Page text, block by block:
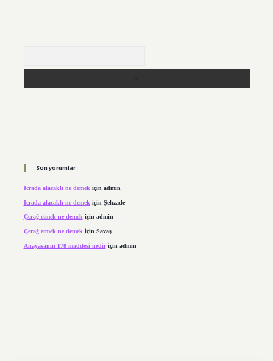
Son yorumlar
Icrada alacaklı ne demek için admin
Icrada alacaklı ne demek için Şehzade
Çerağ etmek ne demekiçin admin
Çerağ etmek ne demek için Savaş
Anayasanın 178 maddesi nediriçin admin